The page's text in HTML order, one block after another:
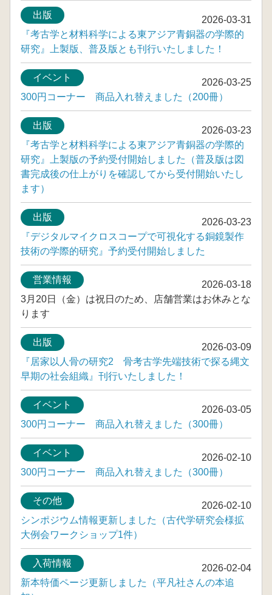
2026-03-31
出版
『考古学と材料科学による東アジア青銅器の学際的
研究』上製版、普及版とも刊行いたしました！
2026-03-25
イベント
300円コーナー 商品入れ替えました（200冊）
2026-03-23
出版
『考古学と材料科学による東アジア青銅器の学際的
研究』上製版の予約受付開始しました（普及版は図
書完成後の仕上がりを確認してから受付開始いたし
ます）
2026-03-23
出版
『デジタルマイクロスコープで可視化する銅鏡製作
技術の学際的研究』予約受付開始しました
2026-03-18
営業情報
3月20日（金）は祝日のため、店舗営業はお休みとな
ります
2026-03-09
出版
『居家以人骨の研究2 骨考古学先端技術で探る縄文
早期の社会組織』刊行いたしました！
2026-03-05
イベント
300円コーナー 商品入れ替えました（300冊）
2026-02-10
イベント
300円コーナー 商品入れ替えました（300冊）
2026-02-10
その他
シンポジウム情報更新しました（古代学研究会様拡
大例会ワークショップ1件）
2026-02-04
入荷情報
新本特価ページ更新しました（平凡社さんの本追